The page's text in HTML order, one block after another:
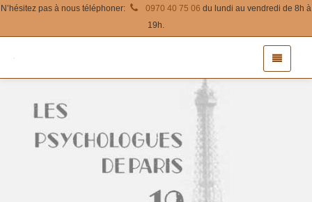
N’hésitez pas à nous téléphoner: 0970 40 75 06 du lundi au vendredi de 8h à
19h.